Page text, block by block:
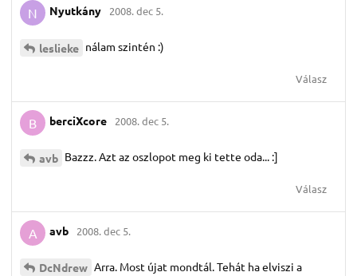
N Nyutkány 2008. dec 5.
leslieke nálam szintén :)
Válasz
B berciXcore 2008. dec 5.
avb Bazzz. Azt az oszlopot meg ki tette oda... :]
Válasz
A avb 2008. dec 5.
DcNdrew Arra. Most újat mondtál. Tehát ha elviszi a